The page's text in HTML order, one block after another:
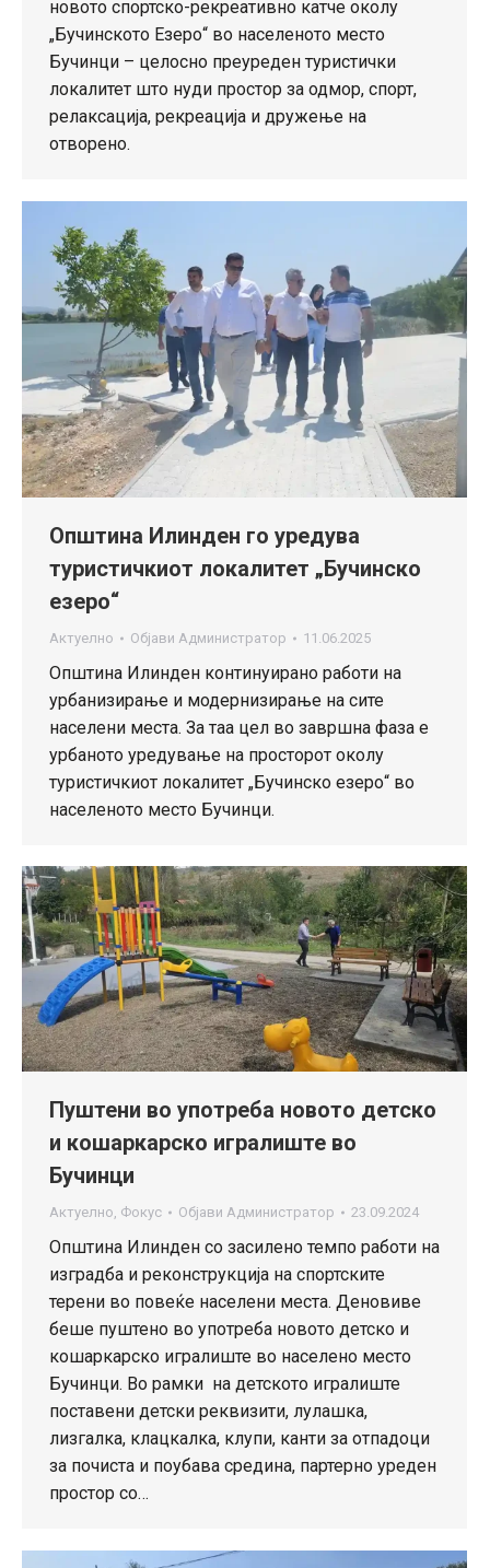
новото спортско-рекреативно катче околу
„Бучинското Езеро“ во населеното место
Бучинци – целосно преуреден туристички
локалитет што нуди простор за одмор, спорт,
релаксација, рекреација и дружење на
отворено.
Општина Илинден го уредува
туристичкиот локалитет „Бучинско
езеро“
Актуелно Објави Администратор 11.06.2025
Општина Илинден континуирано работи на
урбанизирање и модернизирање на сите
населени места. За таа цел во завршна фаза е
урбаното уредување на просторот околу
туристичкиот локалитет „Бучинско езеро“ во
населеното место Бучинци.
Пуштени во употреба новото детско
и кошаркарско игралиште во
Бучинци
Актуелно, Фокус Објави Администратор 23.09.2024
Општина Илинден со засилено темпо работи на
изградба и реконструкција на спортските
терени во повеќе населени места. Деновиве
беше пуштено во употреба новото детско и
кошаркарско игралиште во населено место
Бучинци. Во рамки на детското игралиште
поставени детски реквизити, лулашка,
лизгалка, клацкалка, клупи, канти за отпадоци
за почиста и поубава средина, партерно уреден
простор со…